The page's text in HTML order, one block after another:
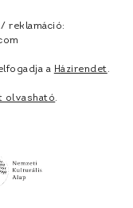
reklamáció:
a Házirendet.
olvasható.